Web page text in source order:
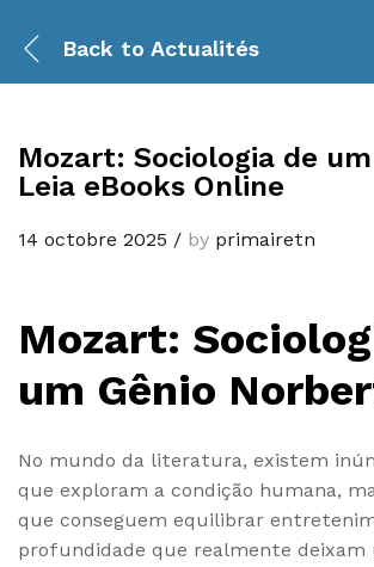
Back to Actualités
Mozart: Sociologia de
Leia eBooks Online
14 octobre 2025 / by primairetn
Mozart:
um Gênio
No mundo da literatura, existem
que exploram a condição humana,
que conseguem equilibrar
profundidade que realmente deixam